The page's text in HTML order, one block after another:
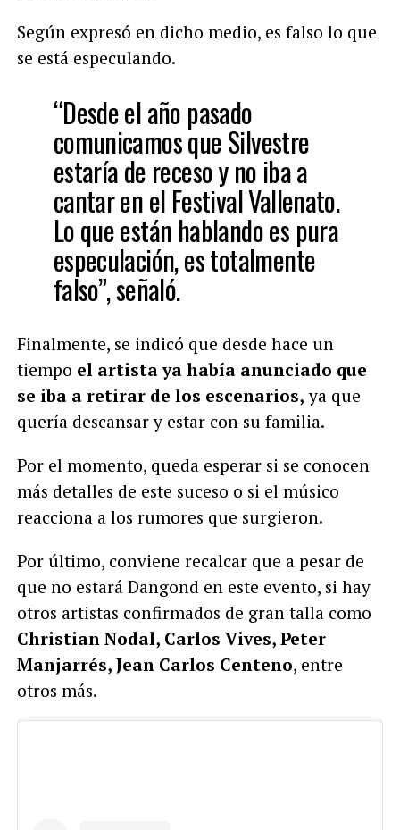
Según expresó en dicho medio, es falso lo que
se está especulando.
“Desde el año pasado
comunicamos que Silvestre
estaría de receso y no iba a
cantar en el Festival Vallenato.
Lo que están hablando es pura
especulación, es totalmente
falso”, señaló.
Finalmente, se indicó que desde hace un
tiempo el artista ya había anunciado que
se iba a retirar de los escenarios, ya que
quería descansar y estar con su familia.
Por el momento, queda esperar si se conocen
más detalles de este suceso o si el músico
reacciona a los rumores que surgieron.
Por último, conviene recalcar que a pesar de
que no estará Dangond en este evento, si hay
otros artistas confirmados de gran talla como
Christian Nodal, Carlos Vives, Peter
Manjarrés, Jean Carlos Centeno, entre
otros más.